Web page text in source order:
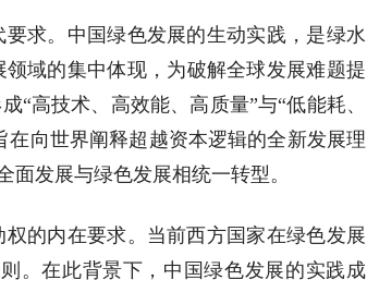
求。中国绿色发展的生动实践，是绿水
域的集中体现，为破解全球发展难题提
高技术、高效能、高质量”与“低能耗、
向世界阐释超越资本逻辑的全新发展理
发展与绿色发展相统一转型。
的内在要求。当前西方国家在绿色发展
。在此背景下，中国绿色发展的实践成